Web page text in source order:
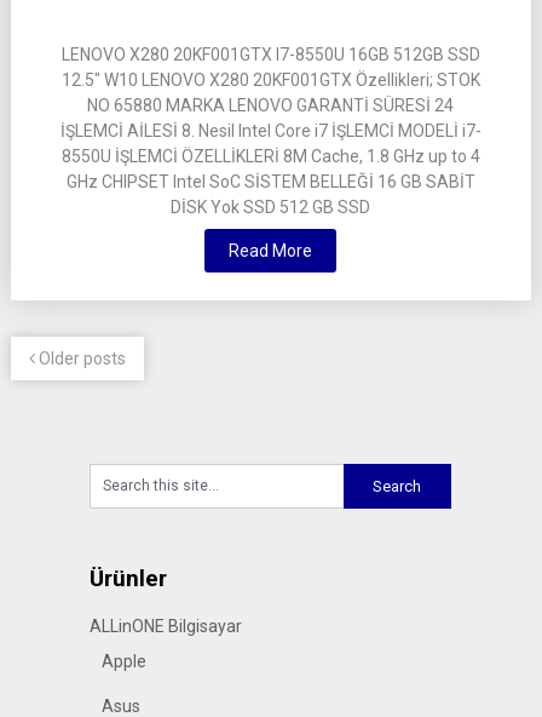
LENOVO X280 20KF001GTX I7-8550U 16GB 512GB SSD
12.5″ W10 LENOVO X280 20KF001GTX Özellikleri; STOK
NO 65880 MARKA LENOVO GARANTİ SÜRESİ 24
İŞLEMCİ AİLESİ 8. Nesil Intel Core i7 İŞLEMCİ MODELİ i7-
8550U İŞLEMCİ ÖZELLİKLERİ 8M Cache, 1.8 GHz up to 4
GHz CHIPSET Intel SoC SİSTEM BELLEĞİ 16 GB SABİT
DİSK Yok SSD 512 GB SSD
Read More
Older posts
Ürünler
ALLinONE Bilgisayar
Apple
Asus